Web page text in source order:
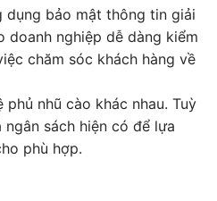
dụng bảo mật thông tin giải
nghiệp dễ dàng kiểm
chăm sóc khách hàng về
nhũ cào khác nhau. Tuỳ
sách hiện có để lựa
phù hợp.